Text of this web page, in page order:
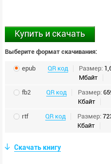
Купить и скачать
Выберите формат скачивания:
epub QR код Размер:
Мбайт
fb2 QR код Размер:
Кбайт
rtf QR код Размер:
Кбайт
Скачать книгу